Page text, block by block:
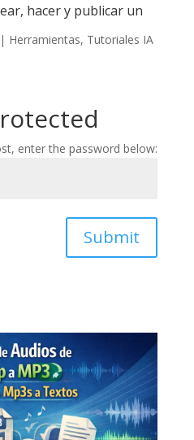
hacer y publicar un
| Herramientas, Tutoriales IA
enter the password below:
Submit